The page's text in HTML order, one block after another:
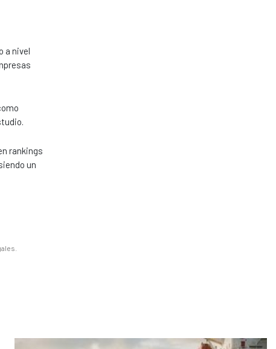
a nivel
rankings
un